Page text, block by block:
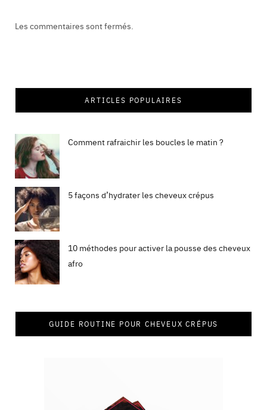
Les commentaires sont fermés.
ARTICLES POPULAIRES
Comment rafraichir les boucles le matin ?
5 façons d’hydrater les cheveux crépus
10 méthodes pour activer la pousse des cheveux
afro
GUIDE ROUTINE POUR CHEVEUX CRÉPUS